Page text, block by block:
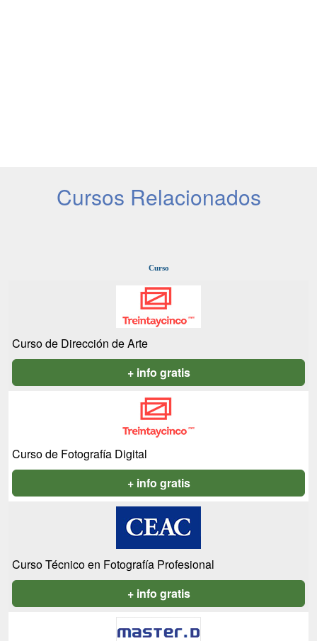
Cursos Relacionados
Curso
Curso de Dirección de Arte
+ info gratis
Curso de Fotografía Digital
+ info gratis
Curso Técnico en Fotografía Profesional
+ info gratis